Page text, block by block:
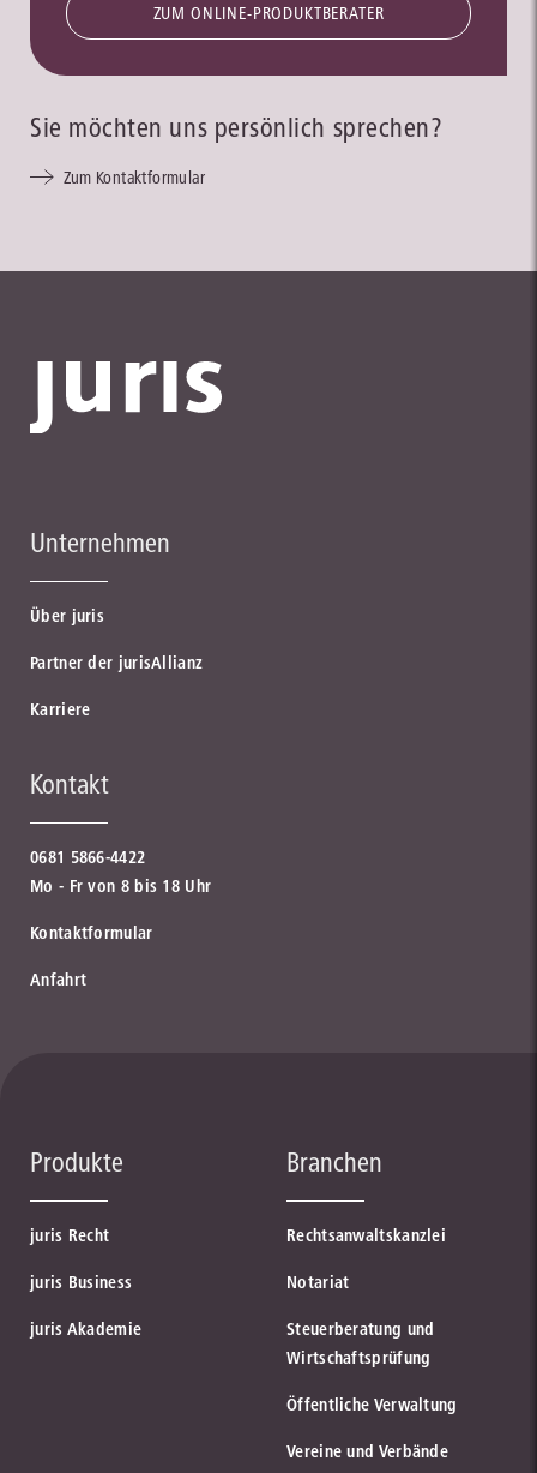
ZUM ONLINE-PRODUKTBERATER
Sie möchten uns persönlich sprechen?
Zum Kontaktformular
Unternehmen
Über juris
Partner der jurisAllianz
Karriere
Kontakt
0681 5866-4422
Mo - Fr von 8 bis 18 Uhr
Kontaktformular
Anfahrt
Produkte
juris Recht
juris Business
juris Akademie
Branchen
Rechtsanwaltskanzlei
Notariat
Steuerberatung und
Wirtschaftsprüfung
Öffentliche Verwaltung
Vereine und Verbände